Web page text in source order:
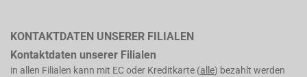
KONTAKTDATEN UNSERER FILIALEN
Kontaktdaten unserer Filialen
in allen Filialen kann mit EC oder Kreditkarte (alle) bezahlt werden